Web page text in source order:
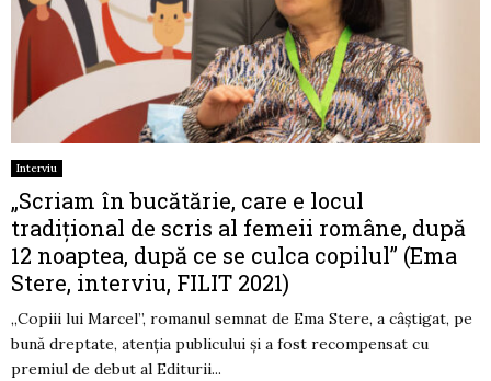
Interviu
„Scriam în bucătărie, care e locul
tradițional de scris al femeii române, după
12 noaptea, după ce se culca copilul” (Ema
Stere, interviu, FILIT 2021)
„Copiii lui Marcel”, romanul semnat de Ema Stere, a câștigat, pe
bună dreptate, atenția publicului și a fost recompensat cu
premiul de debut al Editurii...